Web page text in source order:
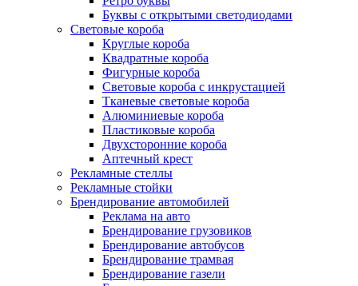
Буквы с открытыми светодиодами
Световые короба
Круглые короба
Квадратные короба
Фигурные короба
Световые короба с инкрустацией
Тканевые световые короба
Алюминиевые короба
Пластиковые короба
Двухсторонние короба
Аптечный крест
Рекламные стеллы
Рекламные стойки
Брендирование автомобилей
Реклама на авто
Брендирование грузовиков
Брендирование автобусов
Брендирование трамвая
Брендирование газели